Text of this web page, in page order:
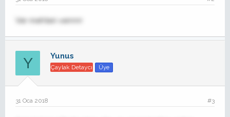
Ver mehteri verrrrrr
Y Yunus
Çaylak Detaycı Üye
31 Oca 2018 #3